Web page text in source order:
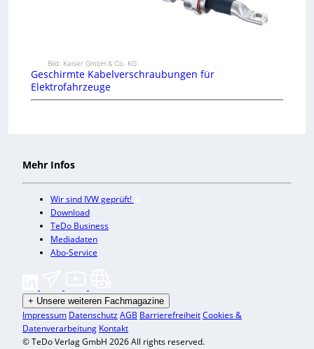
Bild: Kaiser GmbH & Co. KG
Geschirmte Kabelverschraubungen für
Elektrofahrzeuge
Mehr Infos
Wir sind IVW geprüft!
Download
TeDo Business
Mediadaten
Abo-Service
+ Unsere weiteren Fachmagazine
Impressum DatenschutzAGB BarrierefreiheitCookies &
Datenverarbeitung Kontakt
© TeDo Verlag GmbH 2026 All rights reserved.